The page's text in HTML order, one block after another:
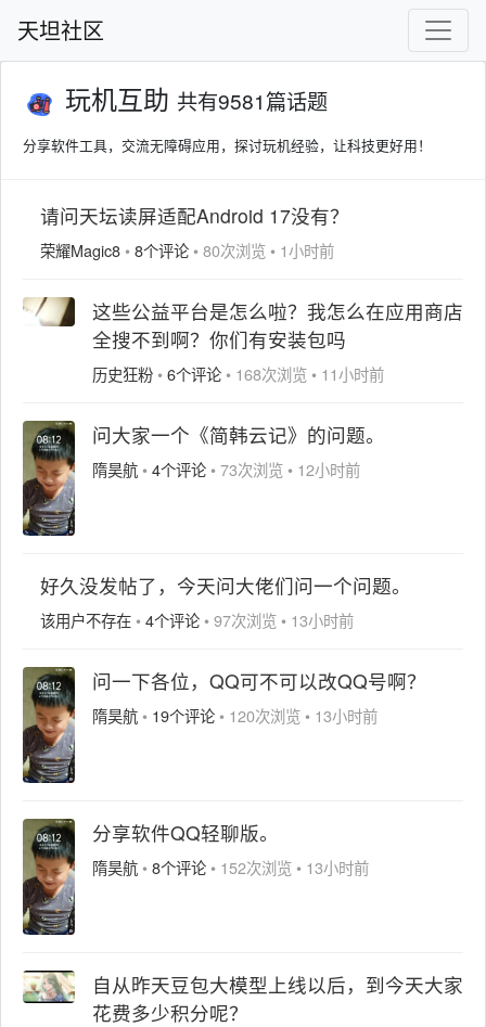
天坦社区
玩机互助 共有9581篇话题
分享软件工具，交流无障碍应用，探讨玩机经验，让科技更好用！
请问天坛读屏适配Android 17没有？
荣耀Magic8 •8个评论 •80次浏览 • 1小时前
这些公益平台是怎么啦？我怎么在应用商店
全搜不到啊？你们有安装包吗
历史狂粉 •6个评论 • 168次浏览 • 11小时前
问大家一个《简韩云记》的问题。
隋昊航 •4个评论 •73次浏览 • 12小时前
好久没发帖了，今天问大佬们问一个问题。
该用户不存在 •4个评论 •97次浏览 • 13小时前
问一下各位，QQ可不可以改QQ号啊？
隋昊航 • 19个评论 • 120次浏览 • 13小时前
分享软件QQ轻聊版。
隋昊航 •8个评论 • 152次浏览 • 13小时前
自从昨天豆包大模型上线以后，到今天大家
花费多少积分呢？